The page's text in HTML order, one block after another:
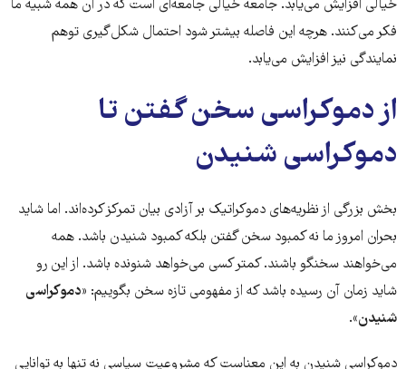
خیالی افزایش می‌یابد. جامعه خیالی جامعه‌ای است که در آن همه شبیه ما
فکر می‌کنند. هرچه این فاصله بیشتر شود احتمال شکل‌گیری توهم
نمایندگی نیز افزایش می‌یابد.
از دموکراسی سخن گفتن تا
دموکراسی شنیدن
بخش بزرگی از نظریه‌های دموکراتیک بر آزادی بیان تمرکز کرده‌اند. اما شاید
بحران امروز ما نه کمبود سخن گفتن بلکه کمبود شنیدن باشد. همه
می‌خواهند سخنگو باشند. کمتر کسی می‌خواهد شنونده باشد. از این رو
شاید زمان آن رسیده باشد که از مفهومی تازه سخن بگوییم: «دموکراسی
شنیدن».
دموکراسی شنیدن به این معناست که مشروعیت سیاسی نه تنها به توانایی